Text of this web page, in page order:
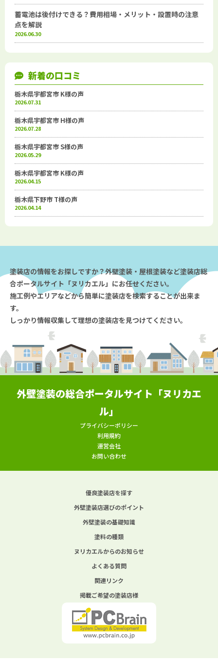
蓄電池は後付けできる？費用相場・メリット・設置時の注意
点を解説
2026.06.30
新着の口コミ
栃木県宇都宮市 K様の声
2026.07.31
栃木県宇都宮市 H様の声
2026.07.28
栃木県宇都宮市 S様の声
2026.05.29
栃木県宇都宮市 K様の声
2026.04.15
栃木県下野市 T様の声
2026.04.14
塗装店の情報をお探しですか？外壁塗装・屋根塗装など塗装店総
合ポータルサイト「ヌリカエル」にお任せください。
施工例やエリアなどから簡単に塗装店を検索することが出来ま
す。
しっかり情報収集して理想の塗装店を見つけてください。
外壁塗装の総合ポータルサイト「ヌリカエ
ル」
プライバシーポリシー
利用規約
運営会社
お問い合わせ
優良塗装店を探す
外壁塗装店選びのポイント
外壁塗装の基礎知識
塗料の種類
ヌリカエルからのお知らせ
よくある質問
関連リンク
掲載ご希望の塗装店様